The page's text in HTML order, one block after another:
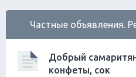
Частные объявления.
Добрый
конфеты, сок